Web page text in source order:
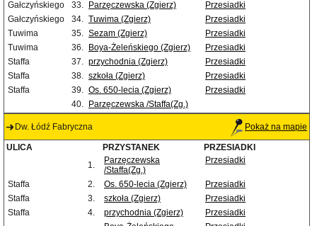
Gałczyńskiego 33. Parzęczewska (Zgierz)
Przesiadki
Gałczyńskiego
34. Tuwima (Zgierz)
Przesiadki
Tuwima
35. Sezam (Zgierz)
Przesiadki
Tuwima
36. Boya-Żeleńskiego (Zgierz)
Przesiadki
Staffa
37. przychodnia (Zgierz)
Przesiadki
Staffa
38. szkoła (Zgierz)
Przesiadki
Staffa
39. Os. 650-lecia (Zgierz)
Przesiadki
40.
Parzęczewska /Staffa(Zg.)
Dw. Łódź Fabryczna Pokaż na mapie
ULICA PRZYSTANEK
PRZESIADKI
1.
Parzęczewska
/Staffa(Zg.)
Przesiadki
Staffa 2. Os. 650-lecia (Zgierz)
Przesiadki
Staffa
3. szkoła (Zgierz)
Przesiadki
Staffa
4. przychodnia (Zgierz)
Przesiadki